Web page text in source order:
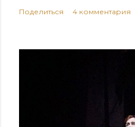
Поделиться 4 комментария